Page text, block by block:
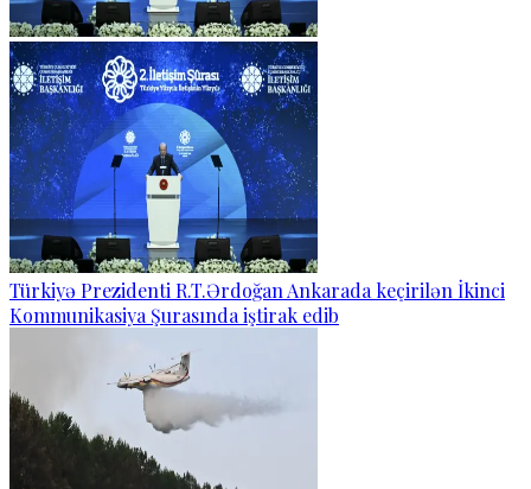
Türkiyə Prezidenti R.T.Ərdoğan Ankarada keçirilən İkinci
Kommunikasiya Şurasında iştirak edib